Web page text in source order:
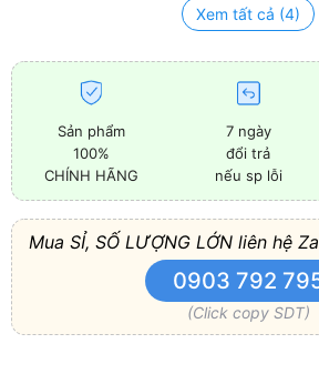
Xem tất cả (4)
Sản phẩm
100%
CHÍNH HÃNG
7 ngày
đổi trả
nếu sp lỗi
Mua SỈ, SỐ LƯỢNG LỚN liên hệ
0903 792
(Click copy SDT)